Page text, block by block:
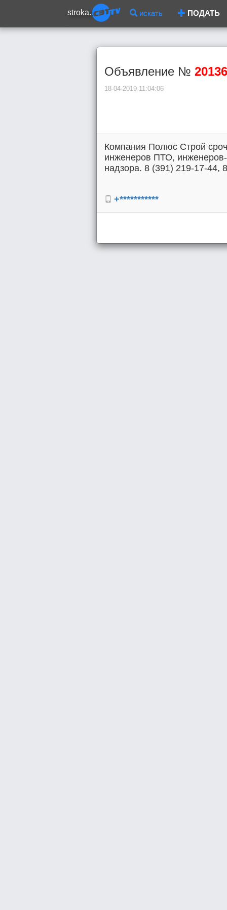
stroka. искать ПОДАТЬ
Объявление № 20136
18-04-2019 11:04:06
Компания Полюс Строй
инженеров ПТО, инженеров-
надзора. 8 (391) 219-17-44,
+***********